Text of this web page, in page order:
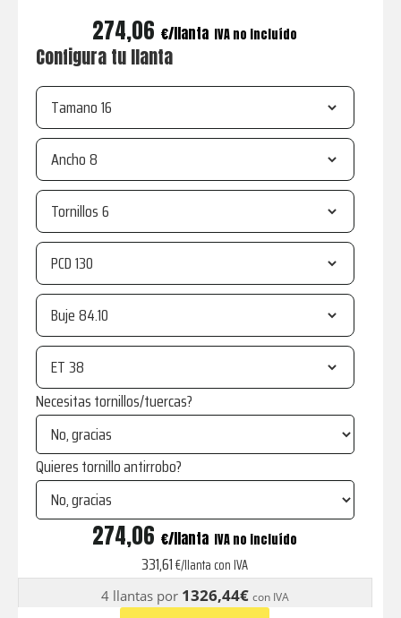
274,06 € IVA no incluído
Configura tu llanta
Tamano
Ancho
Tornillos
PCD
Buje
ET
Necesitas tornillos/tuercas?
Quieres tornillo antirrobo?
YELLOWSTONE
SAND
cantidad
274,06 € IVA no incluído
331,61€/llanta con IVA
4 llantas por 1326,44€ con IVA